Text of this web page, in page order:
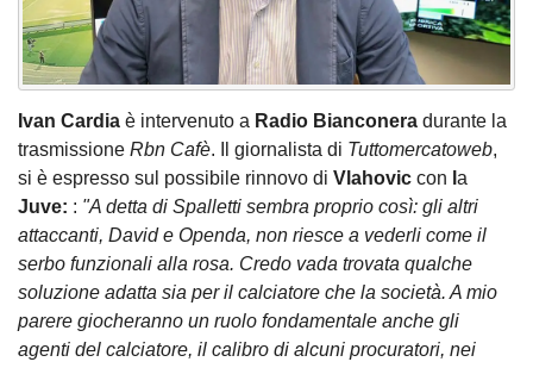
Ivan Cardia è intervenuto a Radio Bianconera durante la
trasmissione Rbn Cafè. Il giornalista di Tuttomercatoweb,
si è espresso sul possibile rinnovo di Vlahovic con a
Juve: : "A detta di Spalletti sembra proprio così: gli altri
attaccanti, David e Openda, non riesce a vederli come il
serbo funzionali alla rosa. Credo vada trovata qualche
soluzione adatta sia per il calciatore che la società. A mio
parere giocheranno un ruolo fondamentale anche gli
agenti del calciatore, il calibro di alcuni procuratori, nei